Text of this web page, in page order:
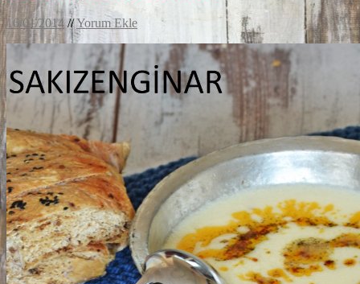
16/01/2014//Yorum Ekle